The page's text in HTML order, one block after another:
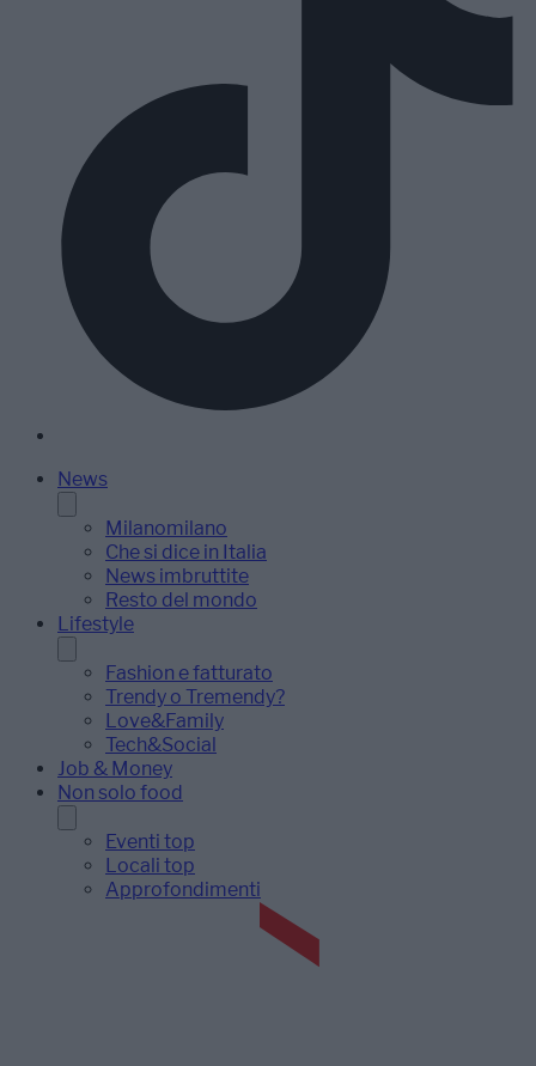
News
Milanomilano
Che si dice in Italia
News imbruttite
Resto del mondo
Lifestyle
Fashion e fatturato
Trendy o Tremendy?
Love&Family
Tech&Social
Job & Money
Non solo food
Eventi top
Locali top
Approfondimenti